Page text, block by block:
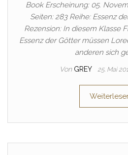
Book Erscheinung: 05.
Seiten: 283 Reihe: Essenz
Rezension: In diesem Klasse
Essenz der Götter müssen
anderen sich
Von GREY 25. Mai